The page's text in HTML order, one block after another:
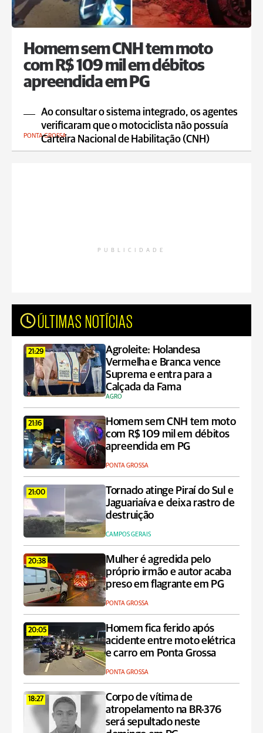
Homem sem CNH tem moto
com R$ 109 mil em débitos
apreendida em PG
Ao consultar o sistema integrado, os agentes
verificaram que o motociclista não possuía
Carteira Nacional de Habilitação (CNH)
PONTA GROSSA
PUBLICIDADE
ÚLTIMAS NOTÍCIAS
21:29
Agroleite: Holandesa
Vermelha e Branca vence
Suprema e entra para a
Calçada da Fama
AGRO
21:16
Homem sem CNH tem moto
com R$ 109 mil em débitos
apreendida em PG
PONTA GROSSA
21:00
Tornado atinge Piraí do Sul e
Jaguariaíva e deixa rastro de
destruição
CAMPOS GERAIS
20:38
Mulher é agredida pelo
próprio irmão e autor acaba
preso em flagrante em PG
PONTA GROSSA
20:05
Homem fica ferido após
acidente entre moto elétrica
e carro em Ponta Grossa
PONTA GROSSA
18:27
Corpo de vítima de
atropelamento na BR-376
será sepultado neste